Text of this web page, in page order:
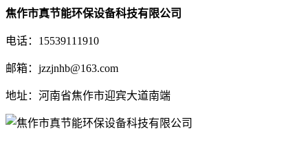
焦作市真节能环保设备科技有限公司
电话：15539111910
邮箱：jzzjnhb@163.com
地址：河南省焦作市迎宾大道南端